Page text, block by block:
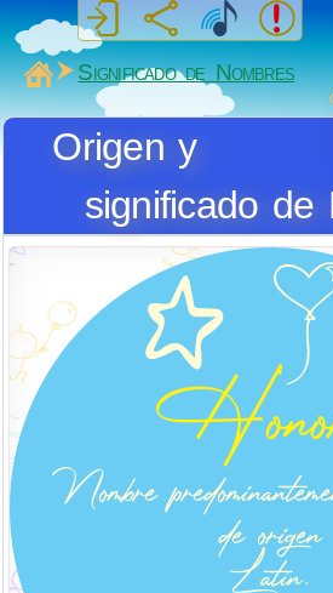
MiSabueso
Significado de Nombres
Origen y
significado de